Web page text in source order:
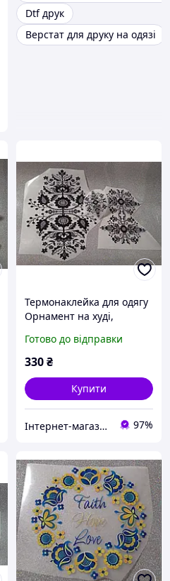
Dtf друк
Верстат для друку на одязі
Термонаклейка для одягу
Орнамент на худі,
(комплект)
Готово до відправки
330₴
Купити
Інтернет-магазин Учcнаб Україна - оснащення учбових закладів, нуш, шкільних кабінетів, днз 97%